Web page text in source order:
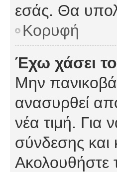
εσάς. Θα
Κορυφή
Έχω χάσει
Μην
ανασυρθεί
νέα τιμή. Για
σύνδεσης και
Ακολουθήστε